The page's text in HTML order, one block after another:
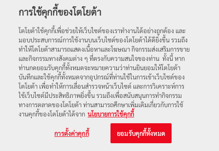
ถัดไป
โปรโมชัน ตารางราคา
การใช้คุกกี้ของโตโยต้า
โตโยต้าใช้คุกกี้เพื่อช่วยให้เว็บไซต์ของเราทำงานได้อย่างถูกต้อง และ
มอบประสบการณ์การใช้งานบนเว็บไซต์ของโตโยต้าได้ดียิ่งขึ้น รวมถึง
ทำให้โตโยต้าสามารถแสดงเนื้อหาและโฆษณา กิจกรรมส่งเสริมการขาย
และกิจกรรมทางสังคมต่าง ๆ ที่ตรงกับความสนใจของท่าน ทั้งนี้ หาก
ท่านกดยอมรับคุกกี้ทั้งหมดจะหมายความว่าท่านยินยอมให้โตโยต้า
บันทึกและใช้คุกกี้ทั้งหมดจากอุปกรณ์ที่ท่านใช้ในการเข้าเว็บไซต์ของ
โตโยต้า เพื่อทำให้การเลื่อนสำรวจหน้าเว็บไซต์ และการวิเคราะห์การ
ใช้เว็บไซต์มีประสิทธิภาพยิ่งขึ้น รวมถึงเพื่อสนับสนุนการทำกิจกรรม
ทางการตลาดของโตโยต้า ท่านสามารถศึกษาเพิ่มเติมเกี่ยวกับการใช้
งานคุกกี้ของโตโยต้าได้จาก นโยบายการใช้คุกกี้
การตั้งค่าคุกกี้ ยอมรับคุกกี้ทั้งหมด